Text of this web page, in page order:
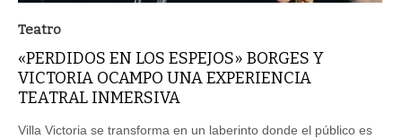
Teatro
«PERDIDOS EN LOS ESPEJOS» BORGES Y
VICTORIA OCAMPO UNA EXPERIENCIA
TEATRAL INMERSIVA
Villa Victoria se transforma en un laberinto donde el público es